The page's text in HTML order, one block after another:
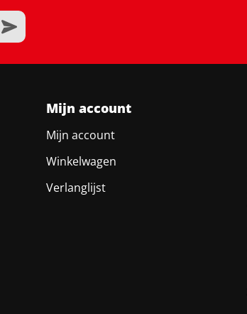
Mijn account
Mijn account
Winkelwagen
Verlanglijst